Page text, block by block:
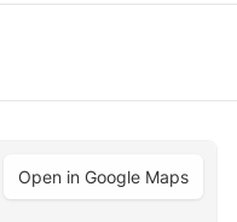
Open in Google Maps